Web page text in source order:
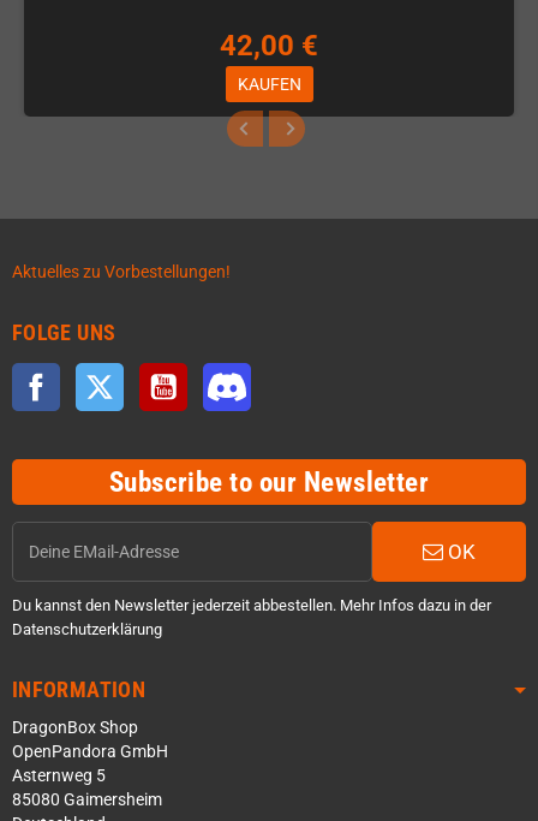
42,00 €
KAUFEN
Aktuelles zu Vorbestellungen!
FOLGE UNS
Facebook Twitter YouTube
Subscribe to our Newsletter
OK
Du kannst den Newsletter jederzeit abbestellen. Mehr Infos dazu in der
Datenschutzerklärung
INFORMATION
DragonBox Shop
OpenPandora GmbH
Asternweg 5
85080 Gaimersheim